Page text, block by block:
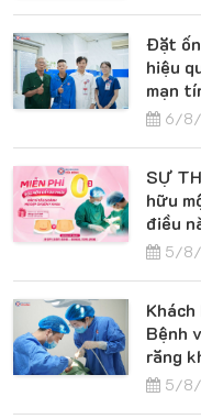
Đặt
hiệu
mạn
6/
SỰ
hữu
điều
5/
Bệnh
răng
5/